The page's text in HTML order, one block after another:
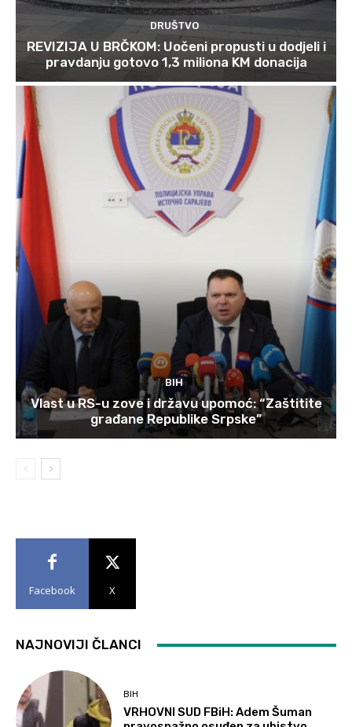
DRUŠTVO
REVIZIJA U BRČKOM: Uočeni propusti u dodjeli i
pravdanju gotovo 1,3 miliona KM donacija
BIH
Vlast u RS-u zove i državu upomoć: “Zaštitite
građane Republike Srpske”
Facebook X
NAJNOVIJI ČLANCI
BIH
VRHOVNI SUD FBiH: Adem Šuman